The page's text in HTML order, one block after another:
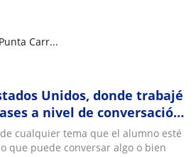
Carr...
Unidos, donde trabajé
a nivel de conversación
día o bien de Inglés
biológica
cualquier tema que el alumno esté
que puede conversar algo o bien